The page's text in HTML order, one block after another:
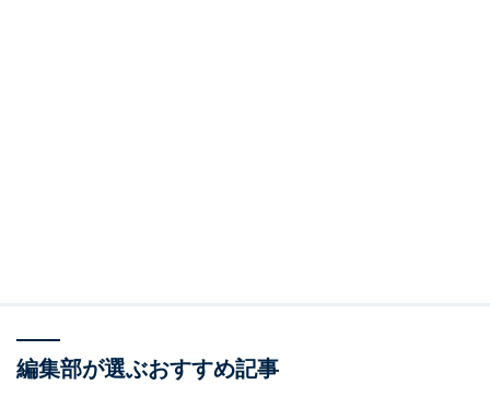
編集部が選ぶおすすめ記事